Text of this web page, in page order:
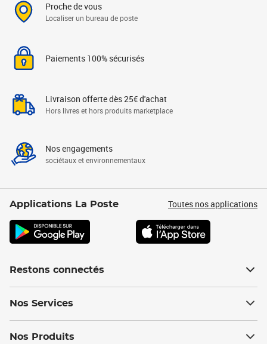
Proche de vous
Localiser un bureau de poste
Paiements 100% sécurisés
Livraison offerte dès 25€ d'achat
Hors livres et hors produits marketplace
Nos engagements
sociétaux et environnementaux
Applications La Poste Toutes nos applications
Restons connectés
Nos Services
Nos Produits